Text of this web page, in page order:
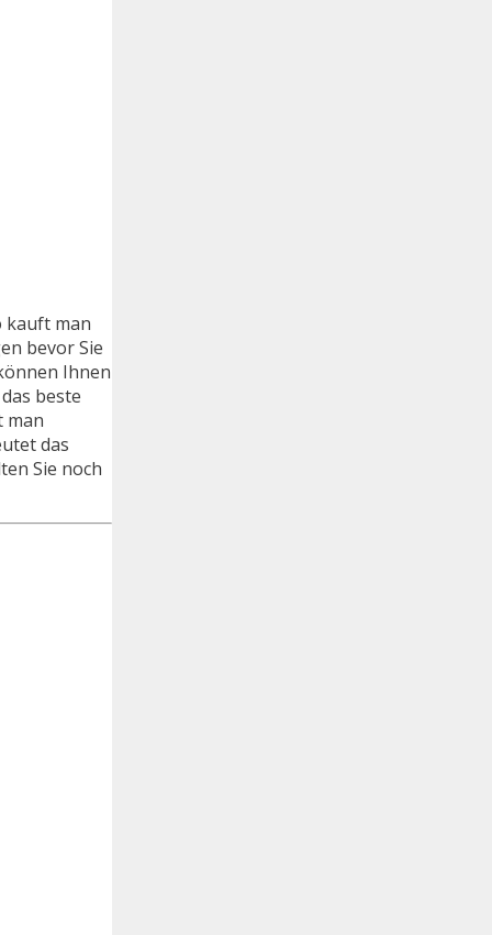
kauft man
bevor Sie
Ihnen
beste
man
das
Sie noch